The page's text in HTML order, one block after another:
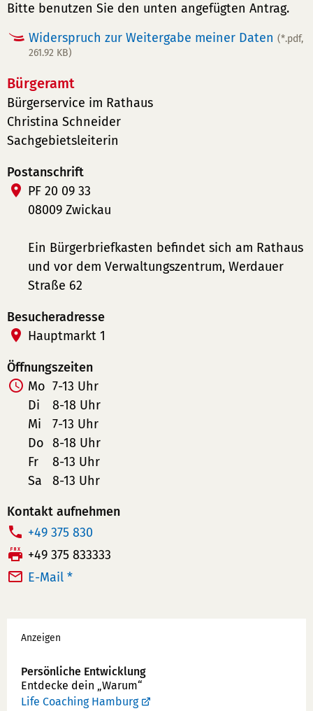
Bitte benutzen Sie den unten angefügten Antrag.
Widerspruch zur Weitergabe meiner Daten (*.pdf,
261.92 KB)
Bürgeramt
Bürgerservice im Rathaus
Christina Schneider
Sachgebietsleiterin
Postanschrift
PF 20 09 33
08009 Zwickau
Ein Bürgerbriefkasten befindet sich am Rathaus
und vor dem Verwaltungszentrum, Werdauer
Straße 62
Besucheradresse
Hauptmarkt 1
Öffnungszeiten
Mo 7-13 Uhr
Di
8-18 Uhr
Mi
7-13 Uhr
Do 8-18 Uhr
Fr
8-13 Uhr
Sa
8-13 Uhr
Kontakt aufnehmen
T
e
l
n
u
m
+49 375 830
F
a
+49 375 833333
E-Mail *
Werbung
Anzeigen
Persönliche Entwicklung
Entdecke dein „Warum“
Life Coaching Hamburg